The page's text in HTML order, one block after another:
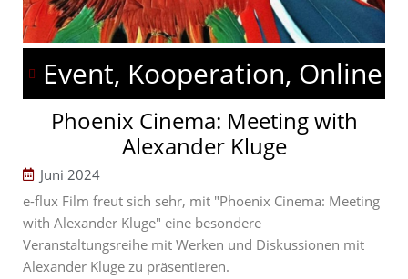
Event, Kooperation, Online
Phoenix Cinema: Meeting with
Alexander Kluge
Juni 2024
e-flux Film freut sich sehr, mit "Phoenix Cinema: Meeting
with Alexander Kluge" eine besondere
Veranstaltungsreihe mit Werken und Diskussionen mit
Alexander Kluge zu präsentieren.